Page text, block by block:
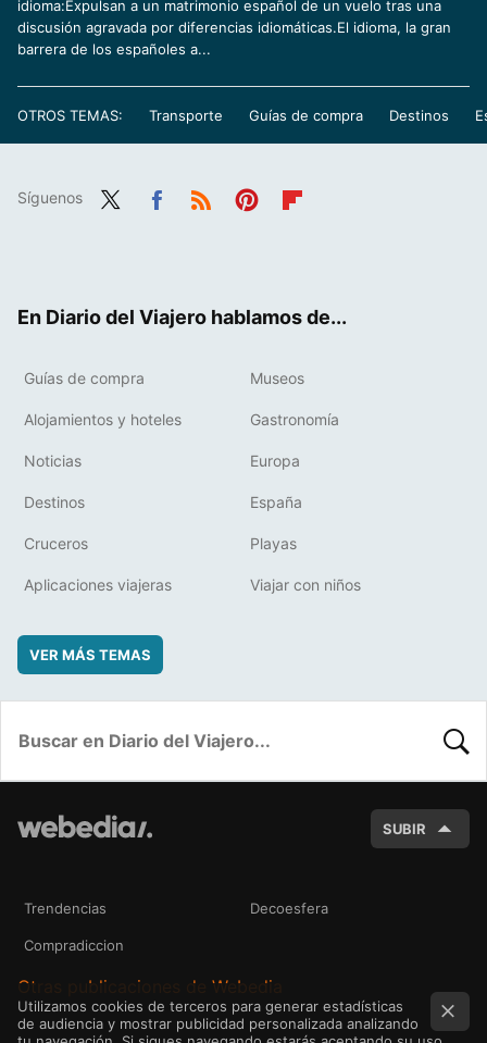
idioma:Expulsan a un matrimonio español de un vuelo tras una
discusión agravada por diferencias idiomáticas.El idioma, la gran
barrera de los españoles a...
OTROS TEMAS: Transporte Guías de compra Destinos
Síguenos
En Diario del Viajero hablamos de...
Guías de compra Museos
Alojamientos y hoteles Gastronomía
Noticias Europa
Destinos España
Cruceros Playas
Aplicaciones viajeras Viajar con niños
VER MÁS TEMAS
SUBIR
Trendencias Decoesfera
Compradiccion
Otras publicaciones de Webedia
Utilizamos cookies de terceros para generar estadísticas
de audiencia y mostrar publicidad personalizada analizando